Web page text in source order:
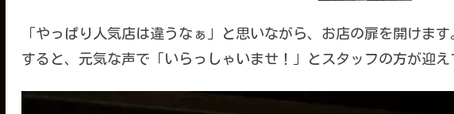
「やっぱり人気店は違うなぁ」と思いながら、お店の扉を開けます
すると、元気な声で「いらっしゃいませ！」とスタッフの方が迎え